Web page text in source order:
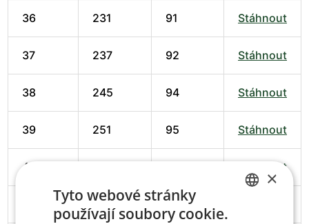
36 231 91 Stáhnout
37 237 92 Stáhnout
38 245 94 Stáhnout
39 251 95 Stáhnout
40 Stáhnout
266 102
×
Tyto webové stránky
používají soubory cookie.